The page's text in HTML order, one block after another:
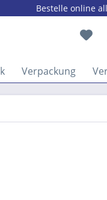
Bestelle online
Verpackung